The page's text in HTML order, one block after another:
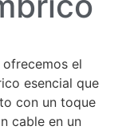
ofrecemos el
esencial que
con un toque
cable en un